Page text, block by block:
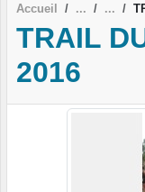
Accueil
TRAIL
2016